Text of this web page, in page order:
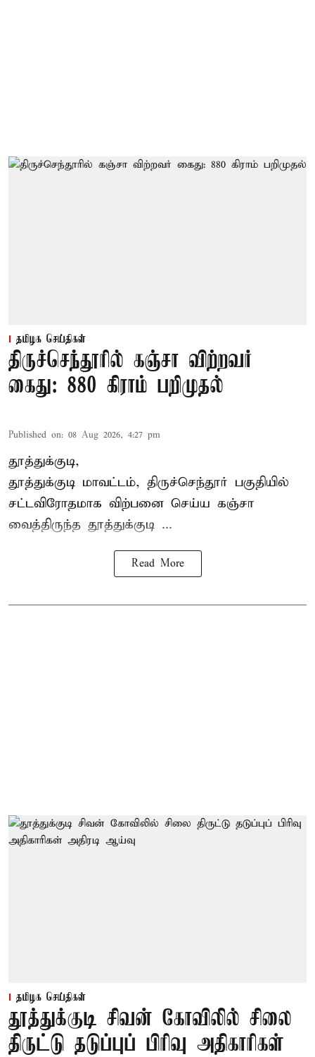
தமிழக செய்திகள்
திருச்செந்தூரில் கஞ்சா விற்றவர்
கைது: 880 கிராம் பறிமுதல்
Published on: 08 Aug 2026, 4:27 pm
தூத்துக்குடி,
தூத்துக்குடி மாவட்டம், திருச்செந்தூர் பகுதியில்
சட்டவிரோதமாக விற்பனை செய்ய கஞ்சா
வைத்திருந்த தூத்துக்குடி ...
Read More
தமிழக செய்திகள்
தூத்துக்குடி சிவன் கோவிலில் சிலை
திருட்டு தடுப்புப் பிரிவு அதிகாரிகள்